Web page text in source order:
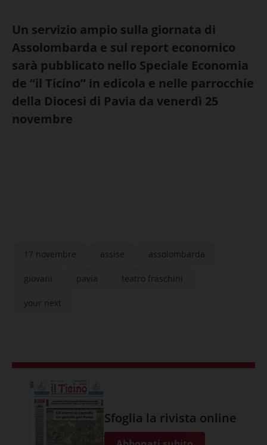
Un servizio ampio sulla giornata di
Assolombarda e sul report economico
sarà pubblicato nello Speciale Economia
de “il Ticino” in edicola e nelle parrocchie
della Diocesi di Pavia da venerdì 25
novembre
17 novembre assise assolombarda
giovani pavia teatro fraschini
your next
Sfoglia la rivista online